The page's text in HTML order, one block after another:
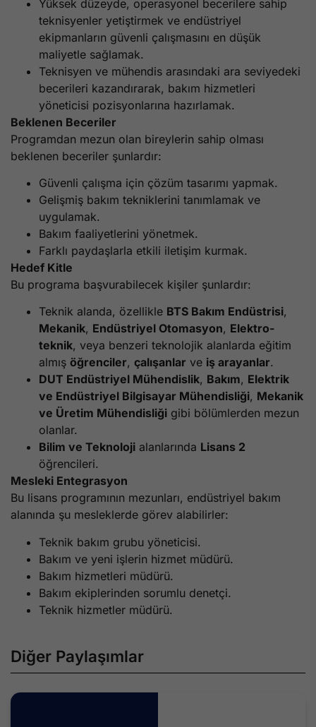
Yüksek düzeyde, operasyonel becerilere sahip
teknisyenler yetiştirmek ve endüstriyel
ekipmanların güvenli çalışmasını en düşük
maliyetle sağlamak.
Teknisyen ve mühendis arasındaki ara seviyedeki
becerileri kazandırarak, bakım hizmetleri
yöneticisi pozisyonlarına hazırlamak.
Beklenen Beceriler
Programdan mezun olan bireylerin sahip olması
beklenen beceriler şunlardır:
Güvenli çalışma için çözüm tasarımı yapmak.
Gelişmiş bakım tekniklerini tanımlamak ve
uygulamak.
Bakım faaliyetlerini yönetmek.
Farklı paydaşlarla etkili iletişim kurmak.
Hedef Kitle
Bu programa başvurabilecek kişiler şunlardır:
Teknik alanda, özellikle BTS Bakım Endüstrisi,
Mekanik, Endüstriyel Otomasyon, Elektro-
teknik, veya benzeri teknolojik alanlarda eğitim
almış öğrenciler, çalışanlar ve iş arayanlar.
DUT Endüstriyel Mühendislik, Bakım, Elektrik
ve Endüstriyel Bilgisayar Mühendisliği, Mekanik
ve Üretim Mühendisliği gibi bölümlerden mezun
olanlar.
Bilim ve Teknoloji alanlarında Lisans 2
öğrencileri.
Mesleki Entegrasyon
Bu lisans programının mezunları, endüstriyel bakım
alanında şu mesleklerde görev alabilirler:
Teknik bakım grubu yöneticisi.
Bakım ve yeni işlerin hizmet müdürü.
Bakım hizmetleri müdürü.
Bakım ekiplerinden sorumlu denetçi.
Teknik hizmetler müdürü.
Diğer Paylaşımlar